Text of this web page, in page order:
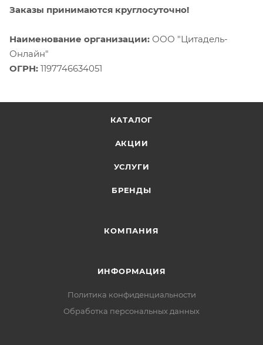
Заказы принимаются круглосуточно!
Наименование организации: ООО "Цитадель-
Онлайн"
ОГРН: 1197746634051
КАТАЛОГ
АКЦИИ
УСЛУГИ
БРЕНДЫ
КОМПАНИЯ
ИНФОРМАЦИЯ
Политика конфиденциальности
Обработка персональных данных